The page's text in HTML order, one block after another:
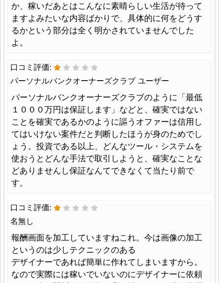
か、稼いだあとはこんなに素晴らしい生活が待って
ますよみたいな内容ばかりで、具体的に何をどうす
るかという部分は全く明かされていませんでした
よ。
口コミ評価:
パーソナルバンクオーナーズクラブ ユーザー
パーソナルバンクオーナーズクラブのように「最低
１０００万円は保証します」などと、確実ではない
ことを確実であるかのように謳うオファーは信用し
てはいけない案件だと判断したほうが身のためでし
ょう。投資である以上、どんなツール・システムを
使おうとどんな手法で取引しようと、確実なことな
どありませんし保証なんてできなくて当たり前で
す。
口コミ評価:
名無し
報酬画面を加工していますねこれ。今は画像の加工
というのは少しテクニックのある
デザイナーであれば簡単に作れてしまいますから。
なので実際には稼いでいないのにデザイナーに依頼